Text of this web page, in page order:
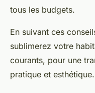
tous les budgets.
En suivant ces
sublimerez votre
courants, pour une
pratique et esthétique.